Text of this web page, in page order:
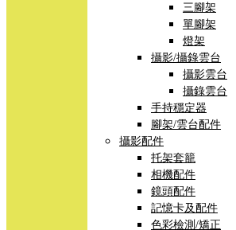
三腳架
單腳架
燈架
攝影/攝錄雲台
攝影雲台
攝錄雲台
手持穩定器
腳架/雲台配件
攝影配件
托架套籠
相機配件
鏡頭配件
記憶卡及配件
色彩檢測/矯正